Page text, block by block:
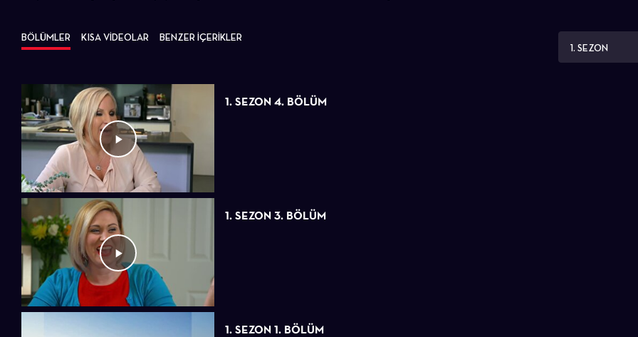
BÖLÜMLER KISA VİDEOLAR
BENZER İÇERİKLER
1. SEZON
1. SEZON 4. BÖLÜM
1. SEZON 3. BÖLÜM
1. SEZON 1. BÖLÜM